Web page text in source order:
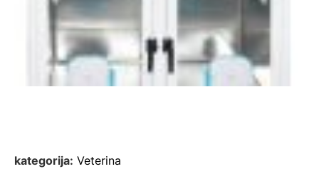
kategorija: Veterina